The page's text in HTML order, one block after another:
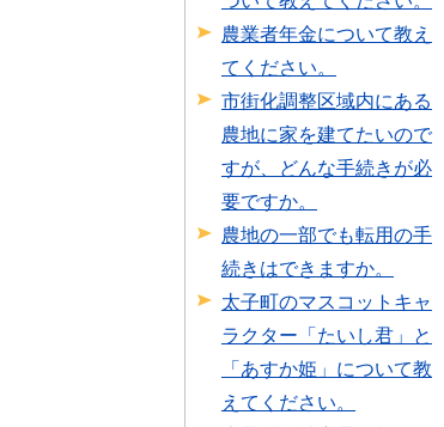
農業者年金について教え
てください。
市街化調整区域内にある
農地に家を建てたいので
すが、どんな手続きが必
要ですか。
農地の一部でも転用の手
続きはできますか。
太子町のマスコットキャ
ラクター「たいし君」と
「あすか姫」について教
えてください。